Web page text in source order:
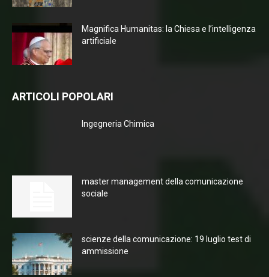
Magnifica Humanitas: la Chiesa e l’intelligenza
artificiale
ARTICOLI POPOLARI
Ingegneria Chimica
master management della comunicazione
sociale
scienze della comunicazione: 19 luglio test di
ammissione